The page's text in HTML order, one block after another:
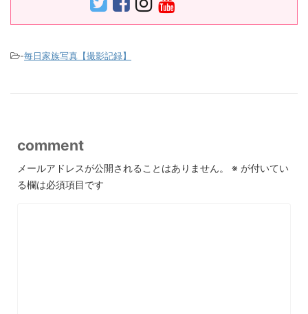
-毎日家族写真【撮影記録】
comment
メールアドレスが公開されることはありません。 ※ が付いてい
る欄は必須項目です